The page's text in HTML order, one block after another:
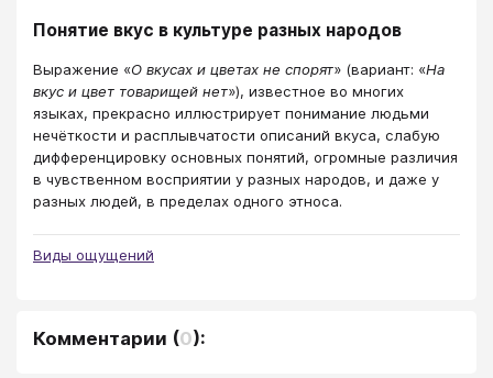
Понятие вкус в культуре разных народов
Выражение «О вкусах и цветах не спорят» (вариант: «На
вкус и цвет товарищей нет»), известное во многих
языках, прекрасно иллюстрирует понимание людьми
нечёткости и расплывчатости описаний вкуса, слабую
дифференцировку основных понятий, огромные различия
в чувственном восприятии у разных народов, и даже у
разных людей, в пределах одного этноса.
Виды ощущений
Комментарии (0):